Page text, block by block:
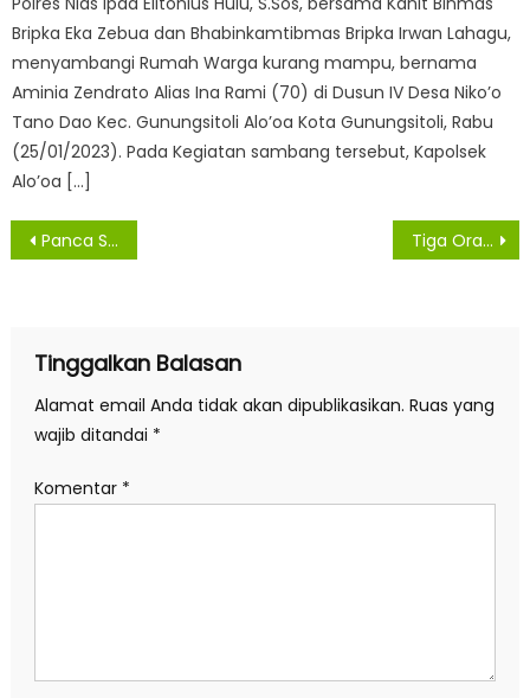
Bripka Eka Zebua dan Bhabinkamtibmas Bripka Irwan Lahagu,
menyambangi Rumah Warga kurang mampu, bernama
Aminia Zendrato Alias Ina Rami (70) di Dusun IV Desa Niko’o
Tano Dao Kec. Gunungsitoli Alo’oa Kota Gunungsitoli, Rabu
(25/01/2023). Pada Kegiatan sambang tersebut, Kapolsek
Alo’oa […]
Navigasi
Panca Simanjuntak : 19 Polsek Polda Sumut, Tidak Lagi Tangani Proses Penyidikan Tiga Orang Warga Asahan Sembuh Dari Covid-19
Tinggalkan Balasan
Alamat email Anda tidak akan dipublikasikan. Ruas yang
wajib ditandai *
Komentar *